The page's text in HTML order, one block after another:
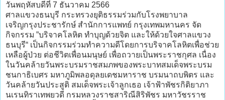
วันพฤหัสบดีที่ 7 ธันวาคม 2566
ศาลแขวงธนบุรี กระทรวงยุติธรรมร่วมกับโรงพยาบาล
เจริญกรุงประชารักษ์ สำนักการแพทย์ กรุงเทพมหานคร จัด
กิจกรรม ”บริจาคโลหิต ทำบุญด้วยจิต และให้ด้วยใจศาลแขวง
ธนบุรี“ เป็นกิจกรรมร่วมทำความดีโดยการบริจาคโลหิตเพื่อช่วย
เหลือผู้ป่วย ต่อชีวิตเพื่อนมนุษย์ เพื่อถวายเป็นพระราชกุศล เนื่อง
ในวันคล้ายวันพระบรมราชสมภพของพระบาทสมเด็จพระบรม
ชนกาธิเบศร มหาภูมิพลอดุลยเดชมหาราช บรมนาถบพิตร และ
วันคล้ายวันประสูติ สมเด็จพระเจ้าลูกเธอ เจ้าฟ้าพัชรกิติยาภา
นเรนทิราเทพยวดี กรมหลวงราชสาริณีสิริพัชร มหาวัชรราช